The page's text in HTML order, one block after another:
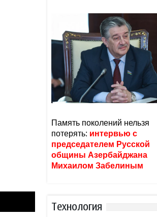
Память поколений нельзя
потерять: интервью с
председателем Русской
общины Азербайджана
Михаилом Забелиным
Тexнoлoгия